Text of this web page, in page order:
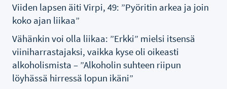
Viiden lapsen äiti Virpi, 49: ”Pyöritin arkea ja join
koko ajan liikaa”
Vähänkin voi olla liikaa: ”Erkki” mielsi itsensä
viiniharrastajaksi, vaikka kyse oli oikeasti
alkoholismista – ”Alkoholin suhteen riipun
löyhässä hirressä lopun ikäni”